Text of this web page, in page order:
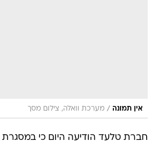
אין תמונה / מערכת וואלה, צילום מסך
חברת טלעד הודיעה היום כי במסגרת